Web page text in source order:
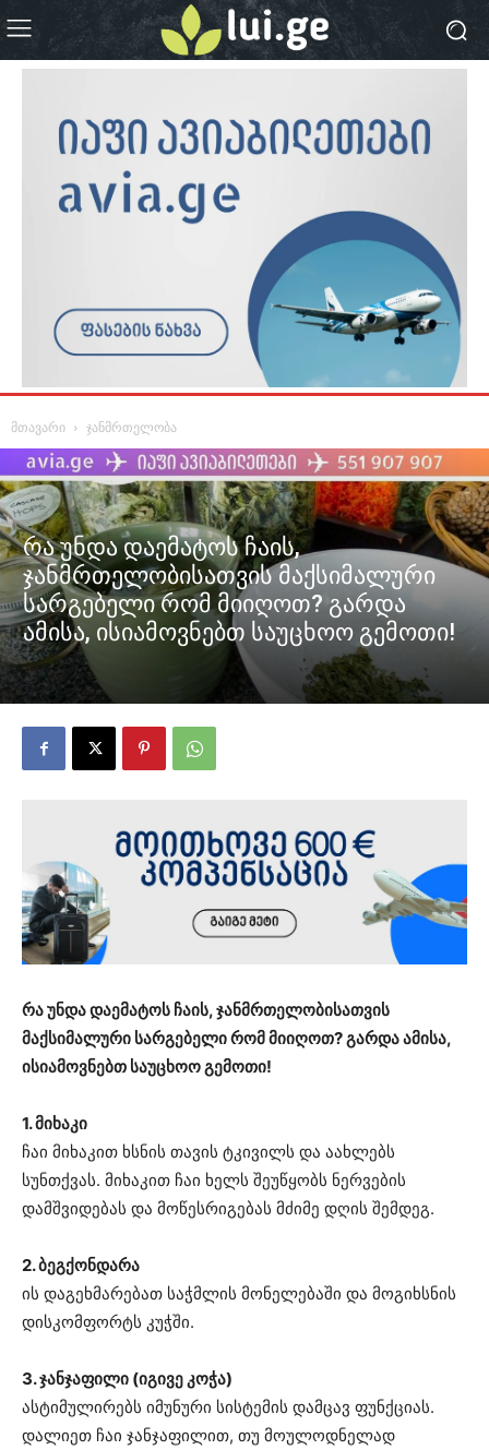
მთავარი ჯანმრთელობა
რა უნდა დაემატოს ჩაის,
ჯანმრთელობისათვის მაქსიმალური
სარგებელი რომ მიიღოთ? გარდა
ამისა, ისიამოვნებთ საუცხოო გემოთი!
რა უნდა დაემატოს ჩაის, ჯანმრთელობისათვის
მაქსიმალური სარგებელი რომ მიიღოთ? გარდა ამისა,
ისიამოვნებთ საუცხოო გემოთი!
1. მიხაკი
ჩაი მიხაკით ხსნის თავის ტკივილს და აახლებს
სუნთქვას. მიხაკით ჩაი ხელს შეუწყობს ნერვების
დამშვიდებას და მოწესრიგებას მძიმე დღის შემდეგ.
2. ბეგქონდარა
ის დაგეხმარებათ საჭმლის მონელებაში და მოგიხსნის
დისკომფორტს კუჭში.
3. ჯანჯაფილი (იგივე კოჭა)
ასტიმულირებს იმუნური სისტემის დამცავ ფუნქციას.
დალიეთ ჩაი ჯანჯაფილით, თუ მოულოდნელად